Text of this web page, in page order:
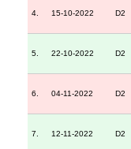
4. 15-10-2022 D2
5. 22-10-2022 D2
6. 04-11-2022 D2
7. 12-11-2022 D2